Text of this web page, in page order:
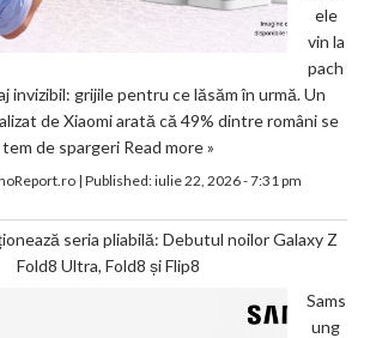
ele
vin la
pach
invizibil: grijile pentru ce lăsăm în urmă. Un
de Xiaomi arată că 49% dintre români se
tem de spargeri Read more »
| Published:iulie 22, 2026 - 7:31 pm
seria pliabilă: Debutul noilor Galaxy Z
Fold8 Ultra, Fold8 și Flip8
Sams
ung